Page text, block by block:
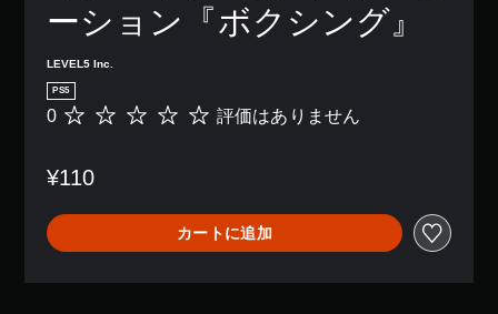
ーション『ボクシング』
LEVEL5 Inc.
PS5
評
あ
ま
せ
ん
0 評価はありません
¥110
カートに追加